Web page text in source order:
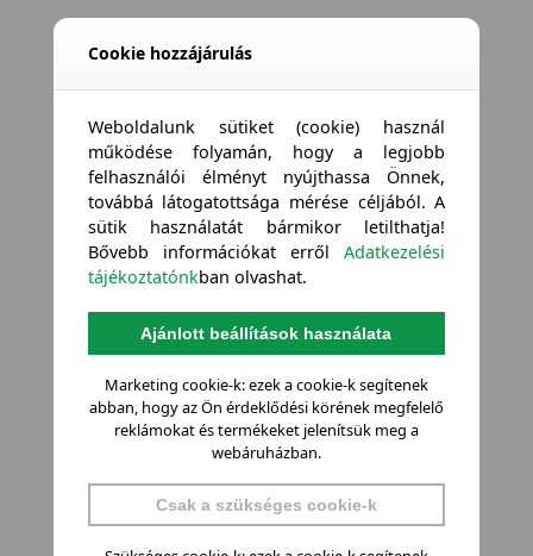
Cookie hozzájárulás
Weboldalunk sütiket (cookie) használ
működése folyamán, hogy a legjobb
felhasználói élményt nyújthassa Önnek,
továbbá látogatottsága mérése céljából. A
sütik használatát bármikor letilthatja!
Bővebb információkat errőlAdatkezelési
tájékoztatónkban olvashat.
Ajánlott beállítások használata
Marketing cookie-k: ezek a cookie-k segítenek
abban, hogy az Ön érdeklődési körének megfelelő
reklámokat és termékeket jelenítsük meg a
webáruházban.
Csak a szükséges cookie-k